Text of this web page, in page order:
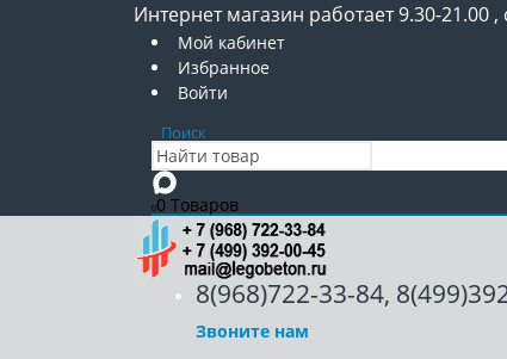
Интернет магазин работает 9.30-21.00
Мой кабинет
Избранное
Войти
Поиск
00 Товаров
8(968)722-33-84,
Звоните нам